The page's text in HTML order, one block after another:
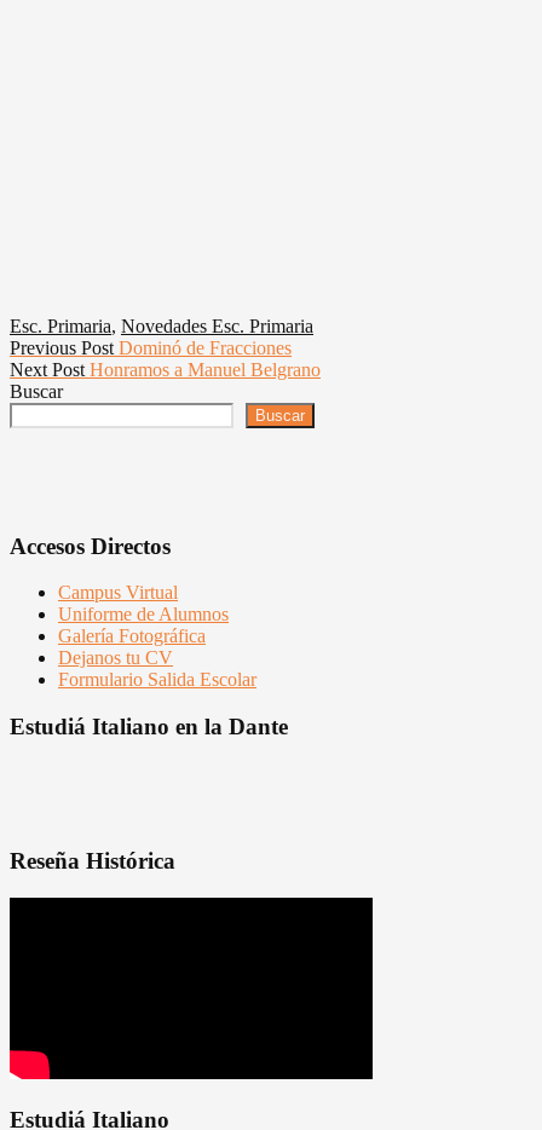
Esc. Primaria, Novedades Esc. Primaria
Navegación
de
Previous Post Previous
post:
Dominó de Fracciones
Next Post Next
Honramos a Manuel Belgrano
Buscar
Buscar
Accesos Directos
Campus Virtual
Uniforme de Alumnos
Galería Fotográfica
Dejanos tu CV
Formulario Salida Escolar
Estudiá Italiano en la Dante
Reseña Histórica
Estudiá Italiano